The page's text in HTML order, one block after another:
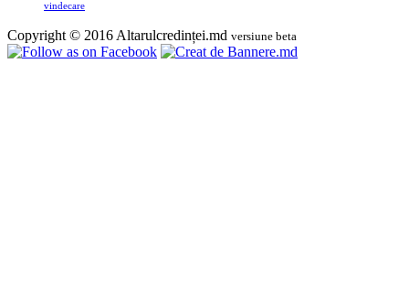
vindecare
Copyright © 2016 Altarulcredinței.md versiune beta